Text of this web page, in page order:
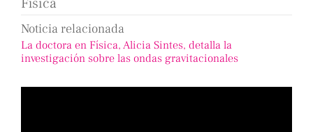
Noticia relacionada
La doctora en Física, Alicia Sintes, detalla la
investigación sobre las ondas gravitacionales